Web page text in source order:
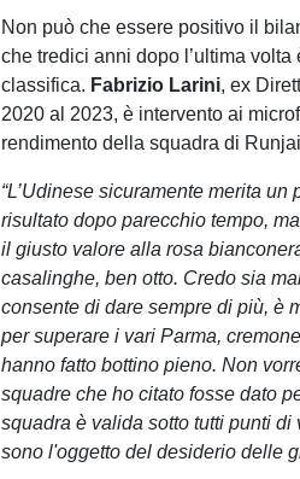
Non può che essere positivo il
che tredici anni dopo l’ultima
classifica. Fabrizio Larini, ex
2020 al 2023, è intervento ai
rendimento della squadra di
“L’Udinese sicuramente merita
risultato dopo parecchio tempo,
il giusto valore alla rosa
casalinghe, ben otto. Credo sia
consente di dare sempre di più, è
per superare i vari Parma,
hanno fatto bottino pieno. Non
squadre che ho citato fosse dato
squadra è valida sotto tutti punti
sono l'oggetto del desiderio delle